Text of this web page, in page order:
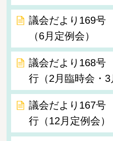
議会だより169号
（6月定例会）
議会だより168号
行（2月臨時会・3
議会だより167号
行（12月定例会）